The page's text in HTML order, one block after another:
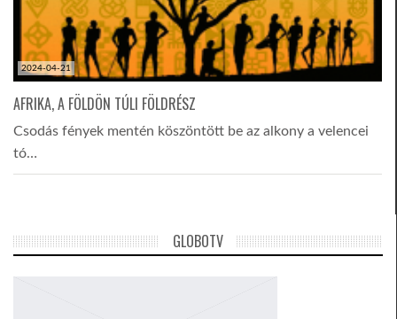
2024-04-21
AFRIKA, A FÖLDÖN TÚLI FÖLDRÉSZ
Csodás fények mentén köszöntött be az alkony a velencei
tó…
GLOBOTV